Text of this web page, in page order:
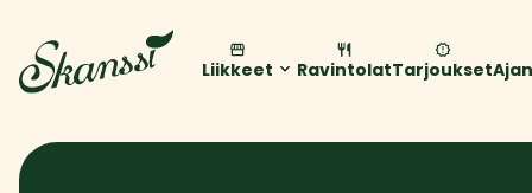
Liikkeet RavintolatTarjoukset